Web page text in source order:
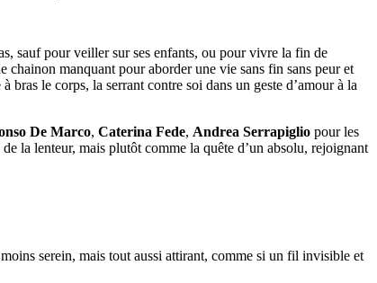
sauf pour veiller sur ses enfants, ou pour vivre la fin de
manquant pour aborder une vie sans fin sans peur et
le corps, la serrant contre soi dans un geste d’amour à la
De Marco, Caterina Fede, Andrea Serrapiglio pour les
la lenteur, mais plutôt comme la quête d’un absolu, rejoignant
serein, mais tout aussi attirant, comme si un fil invisible et